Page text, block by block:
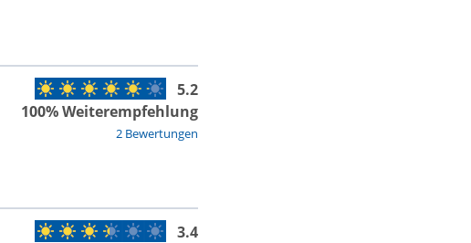
2 Bewertungen
5.2
100% Weiterempfehlung
3.4